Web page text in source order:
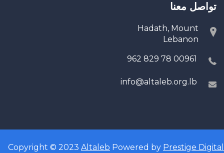
تواصل معنا
Hadath, Mount
Lebanon
00961 78 829 962
info@altaleb.org.lb
Copyright © 2023 Altaleb Powered by Prestige Digital